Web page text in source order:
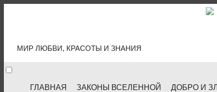
МИР ЛЮБВИ, КРАСОТЫ И ЗНАНИЯ
ГЛАВНАЯ ЗАКОНЫ ВСЕЛЕННОЙ
ДОБРО И